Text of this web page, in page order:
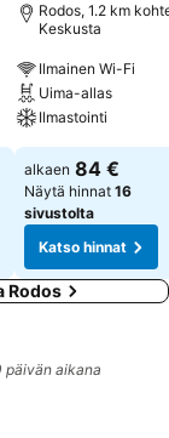
Rodos, 1.2 km
Keskusta
Ilmainen Wi-Fi
Uima-allas
Ilmastointi
alkaen 84 €
Näytä hinnat 16
sivustolta
Katso hinnat
Rodos
päivän aikana